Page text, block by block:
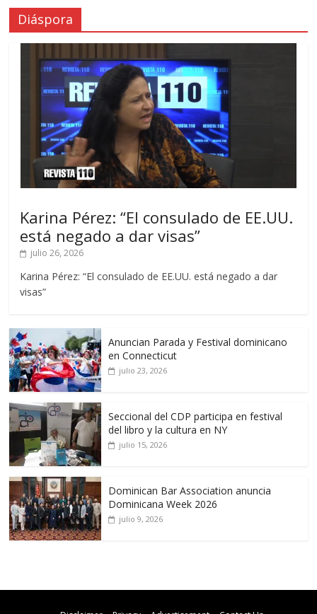
Diáspora
Karina Pérez: “El consulado de EE.UU.
está negado a dar visas”
julio 26, 2026
Karina Pérez: “El consulado de EE.UU. está negado a dar
visas”
Anuncian Parada y Festival dominicano
en Connecticut
julio 23, 2026
Seccional del CDP participa en festival
del libro y la cultura en NY
julio 15, 2026
Dominican Bar Association anuncia
Dominicana Week 2026
julio 9, 2026